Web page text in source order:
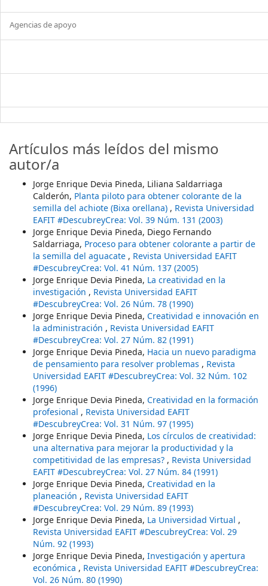
Agencias de apoyo
Artículos más leídos del mismo
autor/a
Jorge Enrique Devia Pineda, Liliana Saldarriaga
Calderón, Planta piloto para obtener colorante de la
semilla del achiote (Bixa orellana) , Revista Universidad
EAFIT #DescubreyCrea: Vol. 39 Núm. 131 (2003)
Jorge Enrique Devia Pineda, Diego Fernando
Saldarriaga, Proceso para obtener colorante a partir de
la semilla del aguacate , Revista Universidad EAFIT
#DescubreyCrea: Vol. 41 Núm. 137 (2005)
Jorge Enrique Devia Pineda, La creatividad en la
investigación , Revista Universidad EAFIT
#DescubreyCrea: Vol. 26 Núm. 78 (1990)
Jorge Enrique Devia Pineda, Creatividad e innovación en
la administración , Revista Universidad EAFIT
#DescubreyCrea: Vol. 27 Núm. 82 (1991)
Jorge Enrique Devia Pineda, Hacia un nuevo paradigma
de pensamiento para resolver problemas , Revista
Universidad EAFIT #DescubreyCrea: Vol. 32 Núm. 102
(1996)
Jorge Enrique Devia Pineda, Creatividad en la formación
profesional , Revista Universidad EAFIT
#DescubreyCrea: Vol. 31 Núm. 97 (1995)
Jorge Enrique Devia Pineda, Los círculos de creatividad:
una alternativa para mejorar la productividad y la
competitividad de las empresas? , Revista Universidad
EAFIT #DescubreyCrea: Vol. 27 Núm. 84 (1991)
Jorge Enrique Devia Pineda, Creatividad en la
planeación , Revista Universidad EAFIT
#DescubreyCrea: Vol. 29 Núm. 89 (1993)
Jorge Enrique Devia Pineda, La Universidad Virtual ,
Revista Universidad EAFIT #DescubreyCrea: Vol. 29
Núm. 92 (1993)
Jorge Enrique Devia Pineda, Investigación y apertura
económica , Revista Universidad EAFIT #DescubreyCrea:
Vol. 26 Núm. 80 (1990)